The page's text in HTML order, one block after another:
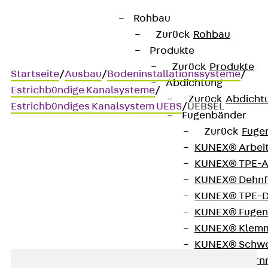
Rohbau
Zurück Rohbau
Produkte
Zurück Produkte
Abdichtung
Zurück
Fugenbänder
Zurück
KUNEX®
KUNEX®
KUNEX®
KUNEX®
KUNEX®
KUNEX®
KUNEX®
KUNEX®
Startseite/Ausbau/Bodeninstallationssysteme/
Estrichbündige Kanalsysteme/
Estrichbündiges Kanalsystem UEBS/UEBSEL